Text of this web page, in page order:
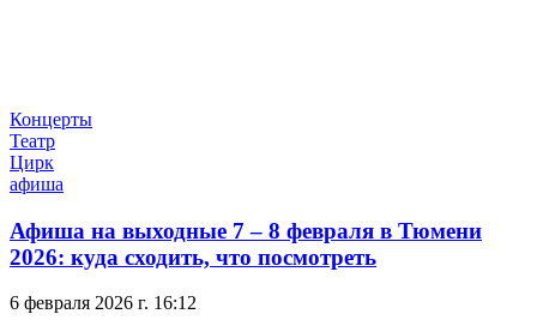
Концерты
Театр
Цирк
афиша
Афиша на выходные 7 – 8 февраля в Тюмени
2026: куда сходить, что посмотреть
6 февраля 2026 г. 16:12